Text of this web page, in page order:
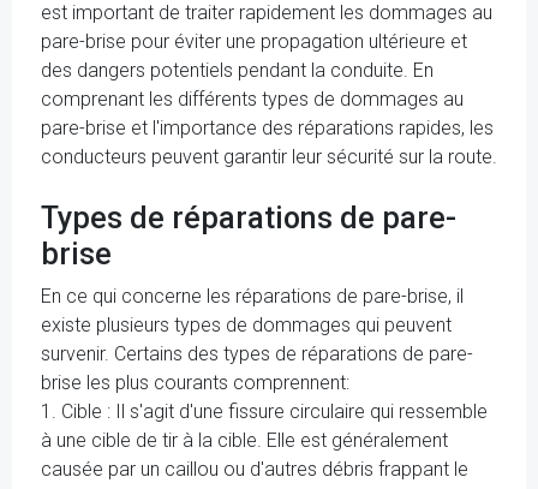
est important de traiter rapidement les dommages au
pare-brise pour éviter une propagation ultérieure et
des dangers potentiels pendant la conduite. En
comprenant les différents types de dommages au
pare-brise et l'importance des réparations rapides, les
conducteurs peuvent garantir leur sécurité sur la route.
Types de réparations de pare-
brise
En ce qui concerne les réparations de pare-brise, il
existe plusieurs types de dommages qui peuvent
survenir. Certains des types de réparations de pare-
brise les plus courants comprennent:
1. Cible : Il s'agit d'une fissure circulaire qui ressemble
à une cible de tir à la cible. Elle est généralement
causée par un caillou ou d'autres débris frappant le